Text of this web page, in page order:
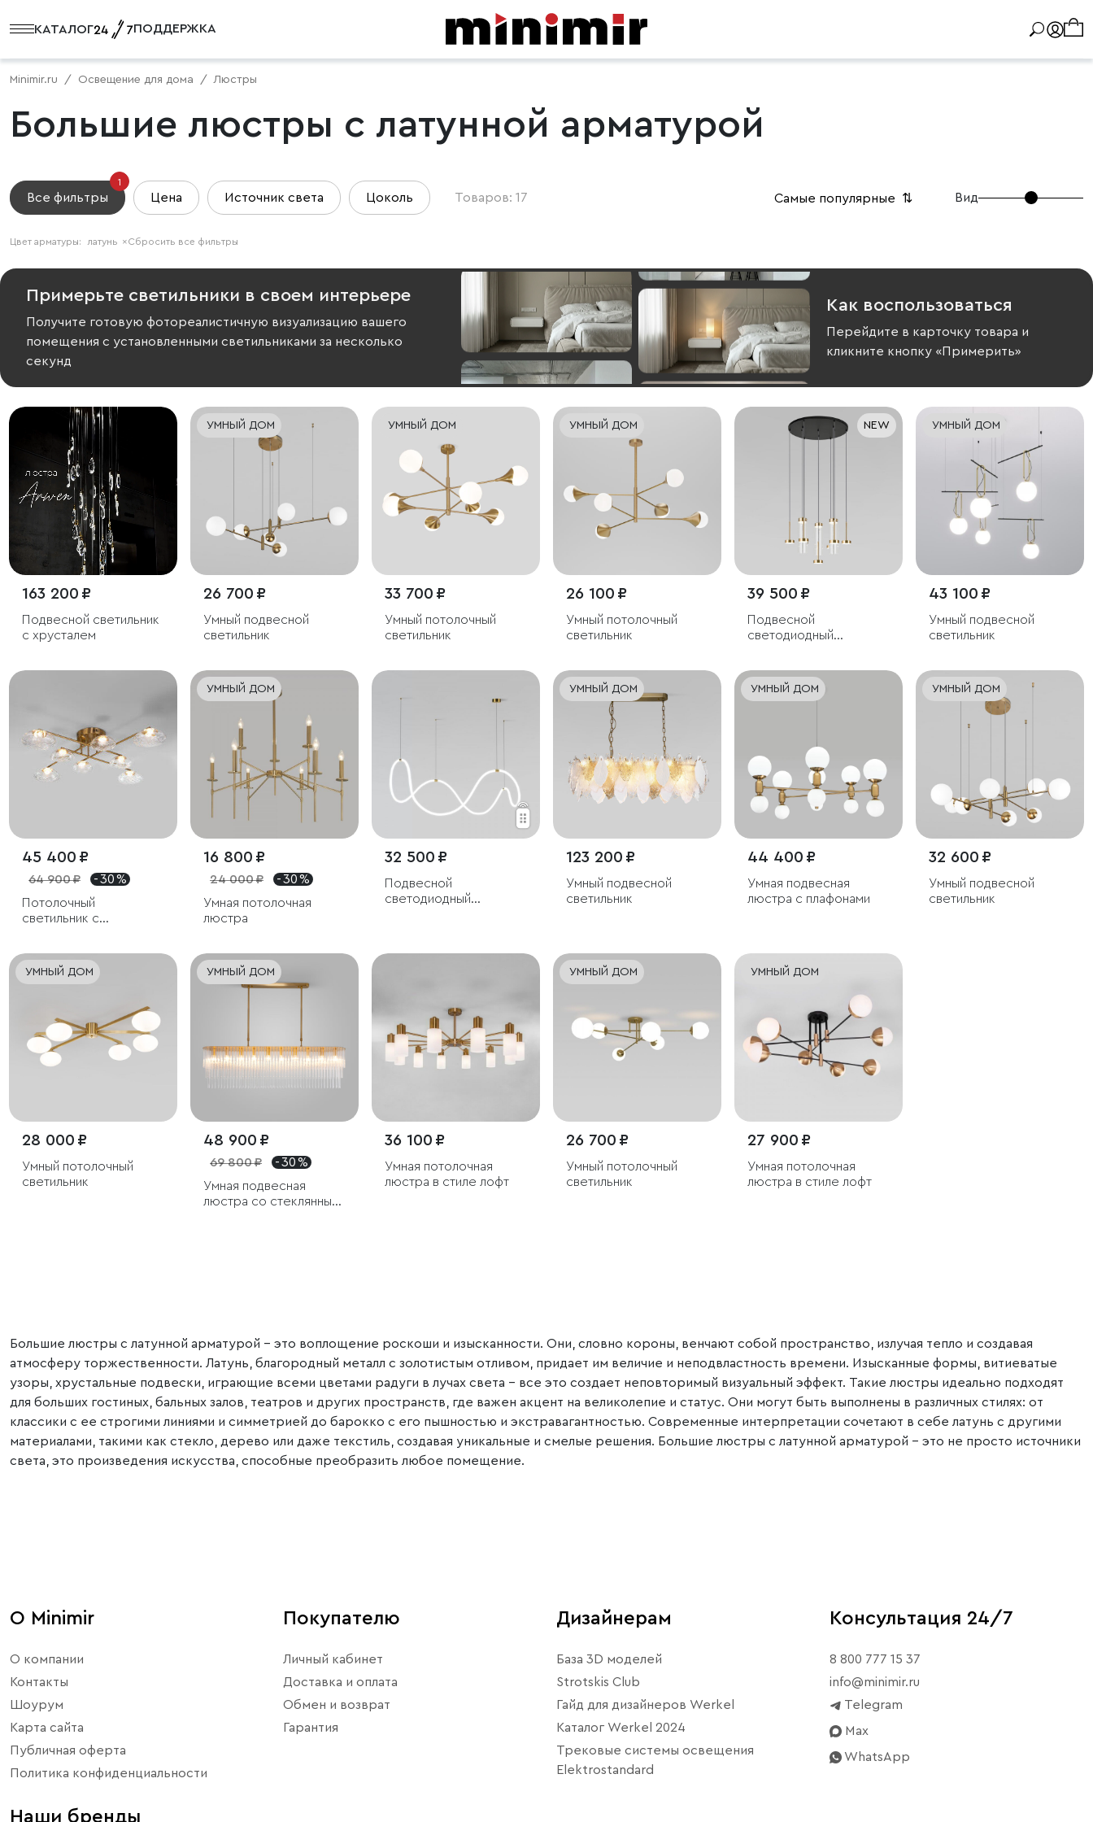
КАТАЛОГ ПОДДЕРЖКА
Minimir.ru Освещение для дома Люстры
Большие люстры с латунной арматурой
Все фильтры
1
Цена Источник света Цоколь Товаров: 17 Самые популярные ⇅ Вид
Сбросить все фильтры
Цвет арматуры: латунь ×
Примерьте светильники в своем интерьере
Получите готовую фотореалистичную визуализацию вашего
помещения с установленными светильниками за несколько
секунд
Как воспользоваться
Перейдите в карточку товара и
кликните кнопку «Примерить»
163 200 ₽
Подвесной светильник
с хрусталем
УМНЫЙ ДОМ
26 700 ₽
Умный подвесной
светильник
УМНЫЙ ДОМ
33 700 ₽
Умный потолочный
светильник
УМНЫЙ ДОМ
26 100 ₽
Умный потолочный
светильник
NEW
39 500 ₽
Подвесной
светодиодный
плафонами
УМНЫЙ ДОМ
43 100 ₽
Умный подвесной
светильник
45 400 ₽
64 900 ₽
- 30 %
Потолочный
светильник с
плафонами
УМНЫЙ ДОМ
16 800 ₽
24 000 ₽
- 30 %
Умная потолочная
люстра
32 500 ₽
Подвесной
светодиодный
УМНЫЙ ДОМ
123 200 ₽
Умный подвесной
светильник
УМНЫЙ ДОМ
44 400 ₽
Умная подвесная
люстра с плафонами
УМНЫЙ ДОМ
32 600 ₽
Умный подвесной
светильник
УМНЫЙ ДОМ
28 000 ₽
Умный потолочный
светильник
УМНЫЙ ДОМ
48 900 ₽
69 800 ₽
- 30 %
Умная подвесная
люстра со стеклянным
36 100 ₽
Умная потолочная
люстра в стиле лофт
УМНЫЙ ДОМ
26 700 ₽
Умный потолочный
светильник
УМНЫЙ ДОМ
27 900 ₽
Умная потолочная
люстра в стиле лофт
Большие люстры с латунной арматурой – это воплощение роскоши и изысканности. Они, словно короны, венчают собой пространство, излучая тепло и создавая
атмосферу торжественности. Латунь, благородный металл с золотистым отливом, придает им величие и неподвластность времени. Изысканные формы, витиеватые
узоры, хрустальные подвески, играющие всеми цветами радуги в лучах света – все это создает неповторимый визуальный эффект. Такие люстры идеально подходят
для больших гостиных, бальных залов, театров и других пространств, где важен акцент на великолепие и статус. Они могут быть выполнены в различных стилях: от
классики с ее строгими линиями и симметрией до барокко с его пышностью и экстравагантностью. Современные интерпретации сочетают в себе латунь с другими
материалами, такими как стекло, дерево или даже текстиль, создавая уникальные и смелые решения. Большие люстры с латунной арматурой – это не просто источники
света, это произведения искусства, способные преобразить любое помещение.
О Minimir
О компании
Контакты
Шоурум
Карта сайта
Публичная оферта
Политика конфиденциальности
Покупателю
Личный кабинет
Доставка и оплата
Обмен и возврат
Гарантия
Дизайнерам
База 3D моделей
Strotskis Club
Гайд для дизайнеров Werkel
Каталог Werkel 2024
Трековые системы освещения
Elektrostandard
Консультация 24/7
8 800 777 15 37
info@minimir.ru
Telegram
Max
WhatsApp
Наши бренды